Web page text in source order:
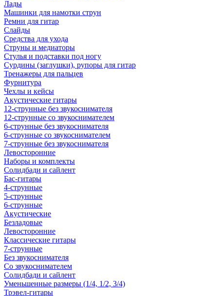
Лады
Машинки для намотки струн
Ремни для гитар
Слайды
Средства для ухода
Струны и медиаторы
Стулья и подставки под ногу
Сурдины (заглушки), рупоры для гитар
Тренажеры для пальцев
Фурнитура
Чехлы и кейсы
Акустические гитары
12-струнные без звукоснимателя
12-струнные со звукоснимателем
6-струнные без звукоснимателя
6-струнные со звукоснимателем
7-струнные без звукоснимателя
Левосторонние
Наборы и комплекты
Солидбади и сайлент
Бас-гитары
4-струнные
5-струнные
6-струнные
Акустические
Безладовые
Левосторонние
Классические гитары
7-струнные
Без звукоснимателя
Со звукоснимателем
Солидбади и сайлент
Уменьшенные размеры (1/4, 1/2, 3/4)
Трэвел-гитары